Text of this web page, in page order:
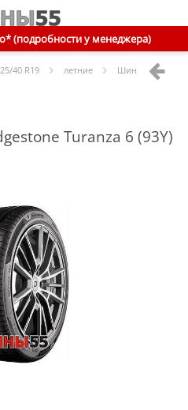
у менеджера)
40 R19 летние Шины
Turanza 6 (93Y)